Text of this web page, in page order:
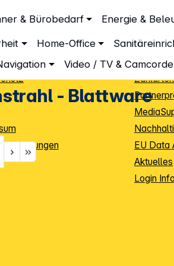
& Bürobedarf Energie &
Home-Office
Video / TV &
- Blattware
Leistungen
Einstellungen
Info
Zahlarten
EU Data
Aktuelles
Login